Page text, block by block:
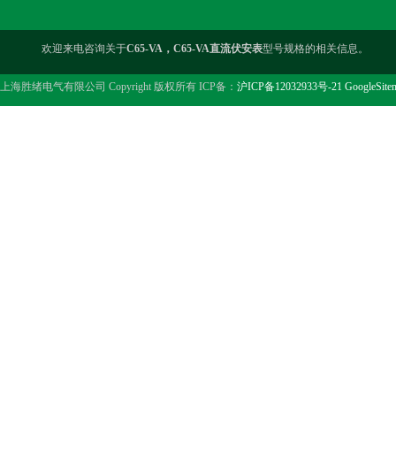
欢迎来电咨询关于C65-VA，C65-VA直流伏安表型号规格的相关信息。
上海胜绪电气有限公司 Copyright 版权所有 ICP备： 沪ICP备12032933号-21